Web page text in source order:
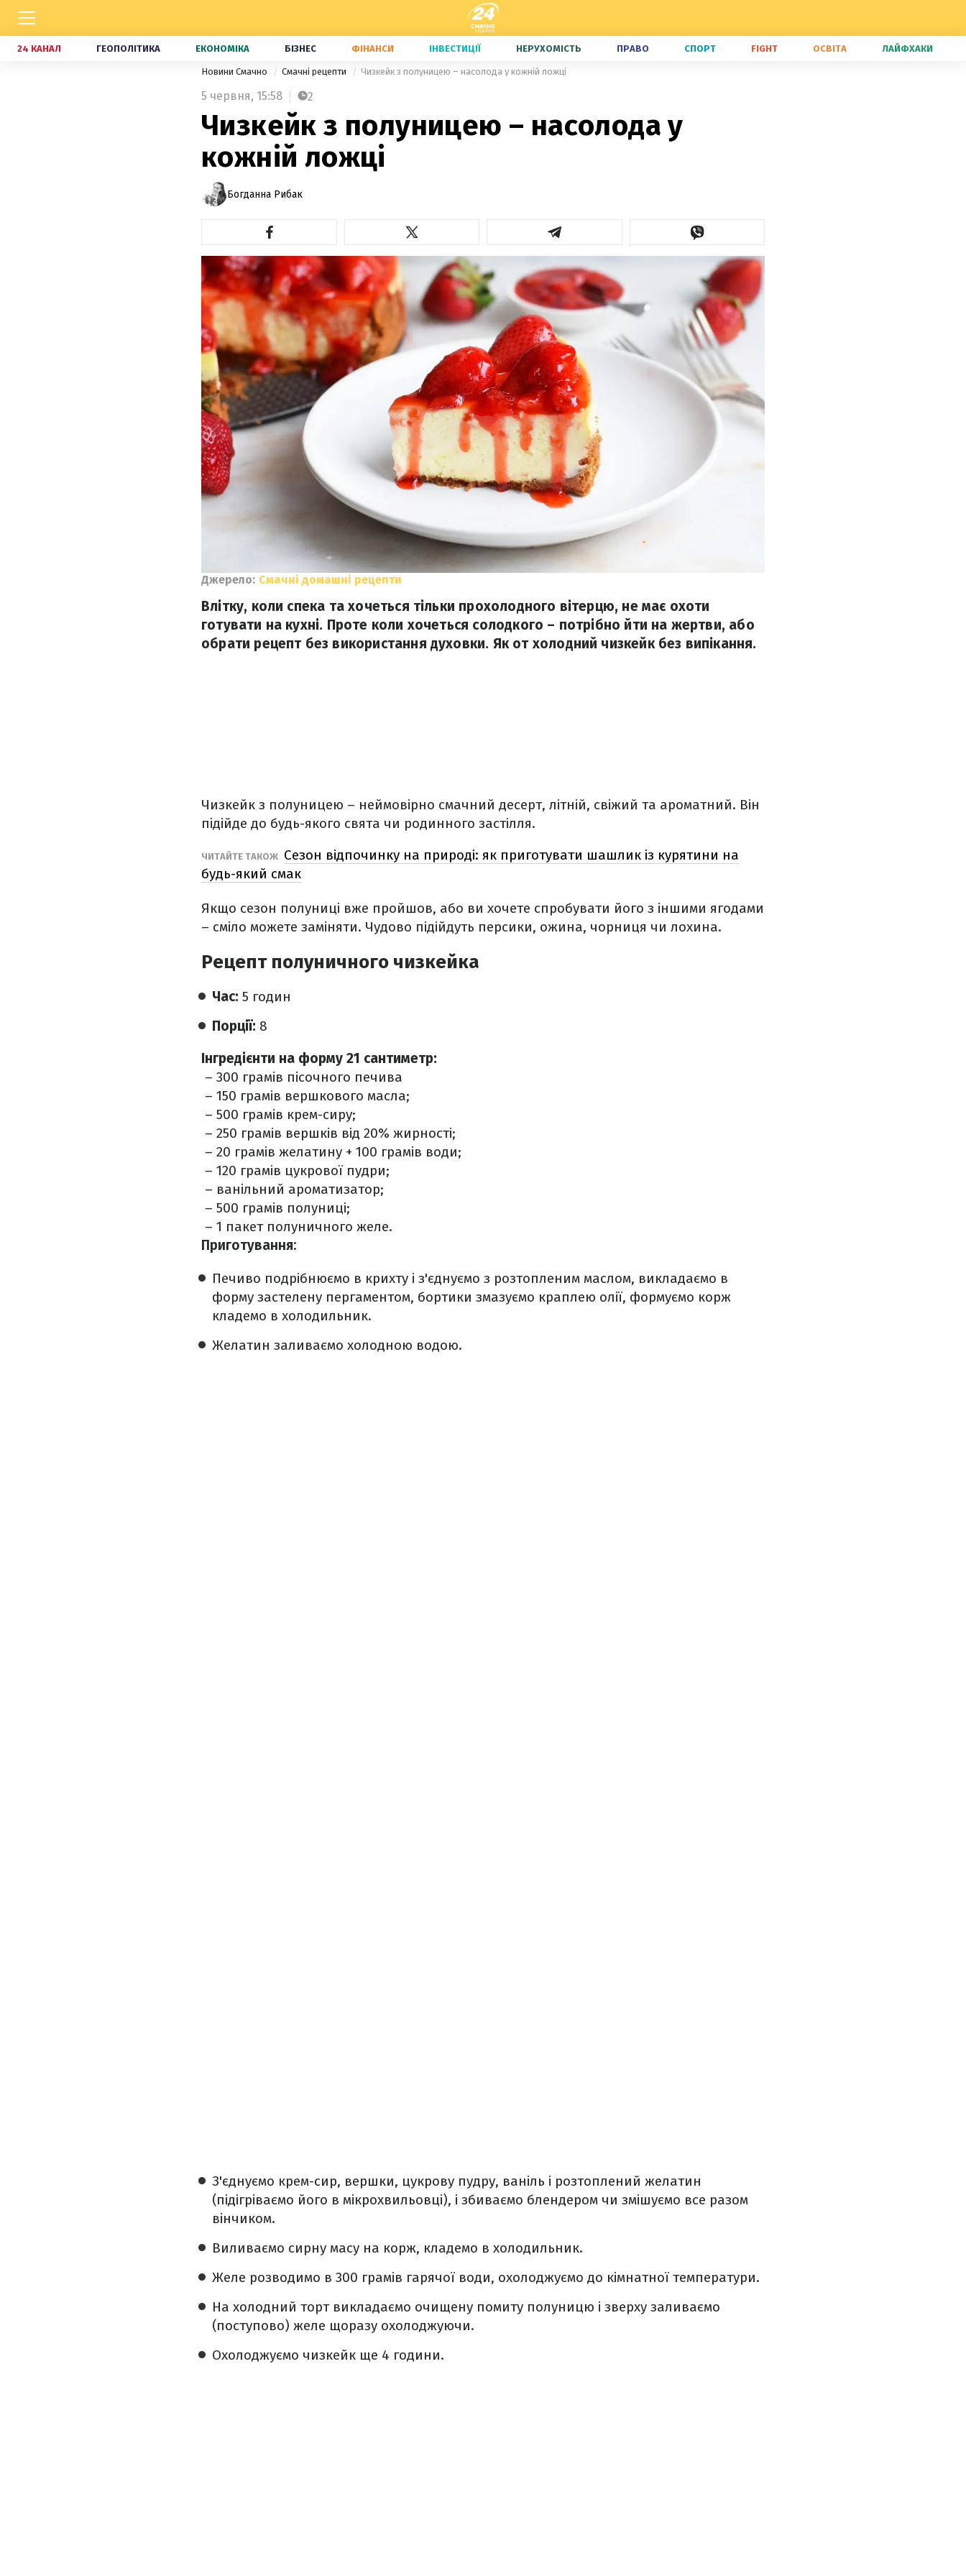
24 КАНАЛ ГЕОПОЛІТИКА ЕКОНОМІКА БІЗНЕС ФІНАНСИ ІНВЕСТИЦІЇ НЕРУХОМІСТЬ ПРАВО СПОРТ FIGHT ОСВІТА ЛАЙФХАКИ
Новини Смачно Смачні рецепти Чизкейк з полуницею – насолода у кожній ложці
5 червня, 15:58 2
Чизкейк з полуницею – насолода у
кожній ложці
Богданна Рибак
Джерело: Смачні домашні рецепти
Влітку, коли спека та хочеться тільки прохолодного вітерцю, не має охоти
готувати на кухні. Проте коли хочеться солодкого – потрібно йти на жертви, або
обрати рецепт без використання духовки. Як от холодний чизкейк без випікання.
Чизкейк з полуницею – неймовірно смачний десерт, літній, свіжий та ароматний. Він
підійде до будь-якого свята чи родинного застілля.
ЧИТАЙТЕ ТАКОЖ Сезон відпочинку на природі: як приготувати шашлик із курятини на
будь-який смак
Якщо сезон полуниці вже пройшов, або ви хочете спробувати його з іншими ягодами
– сміло можете заміняти. Чудово підійдуть персики, ожина, чорниця чи лохина.
Рецепт полуничного чизкейка
Час: 5 годин
Порції: 8
Інгредієнти на форму 21 сантиметр:
– 300 грамів пісочного печива
– 150 грамів вершкового масла;
– 500 грамів крем-сиру;
– 250 грамів вершків від 20% жирності;
– 20 грамів желатину + 100 грамів води;
– 120 грамів цукрової пудри;
– ванільний ароматизатор;
– 500 грамів полуниці;
– 1 пакет полуничного желе.
Приготування:
️Печиво подрібнюємо в крихту і з'єднуємо з розтопленим маслом, викладаємо в
форму застелену пергаментом, бортики змазуємо краплею олії, формуємо корж
кладемо в холодильник.
️Желатин заливаємо холодною водою.
️З'єднуємо крем-сир, вершки, цукрову пудру, ваніль і розтоплений желатин
(підігріваємо його в мікрохвильовці), і збиваємо блендером чи змішуємо все разом
вінчиком.
️Виливаємо сирну масу на корж, кладемо в холодильник.
️Желе розводимо в 300 грамів гарячої води, охолоджуємо до кімнатної температури.
На холодний торт викладаємо очищену помиту полуницю і зверху заливаємо
(поступово) желе щоразу охолоджуючи.
Охолоджуємо чизкейк ще 4 години.